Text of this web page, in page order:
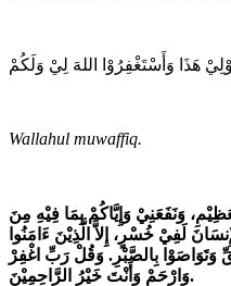
هَذَا وَأَسْتَغْفِرُوْا اللهَ لِيْ وَلَكُمْ
Wallahul muwaffiq.
وَنَفَعَنِيْ وَإِيَّاكُمْ بِمَا فِيْهِ مِنَ
لَفِيْ خُسْرٍ، إِلاَّ الَّذِيْنَ ءَامَنُوا
وَتَوَاصَوْا بِالصَّبْرِ. وَقُلْ رَبِّ اغْفِرْ
وَارْحَمْ وَأَنْتَ خَيْرُ الرَّاحِمِيْنَ.